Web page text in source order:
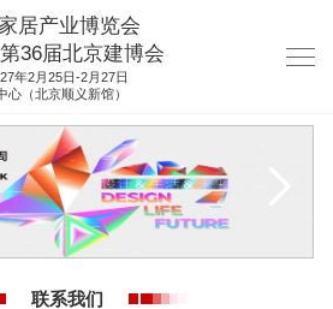
居产业博览会
36届北京建博会
年2月25日-2月27日
心（北京顺义新馆）
联系我们